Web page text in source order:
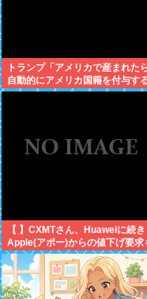
トランプ「アメリカで産まれた
自動的にアメリカ国籍を付与す
のをやめる！」
【 】CXMTさん、Huaweiに続き
Apple(アポー)からの値下げ要求
拒否！！！半導体バボー継続
へ！！！